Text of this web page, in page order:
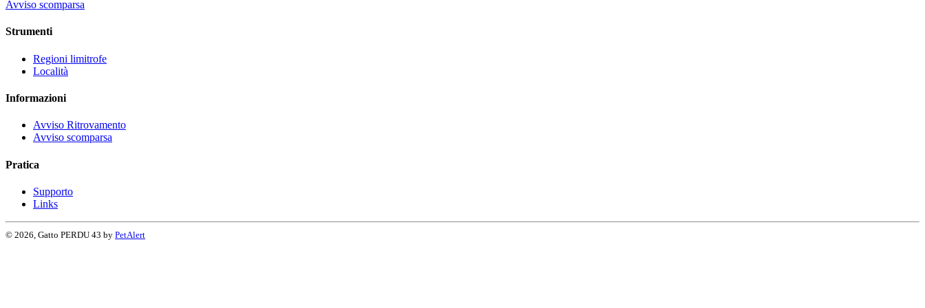
Avviso scomparsa
Strumenti
Regioni limitrofe
Località
Informazioni
Avviso Ritrovamento
Avviso scomparsa
Pratica
Supporto
Links
© 2026, Gatto PERDU 43 by PetAlert